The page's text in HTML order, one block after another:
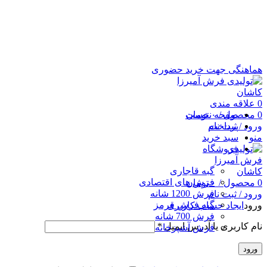
هماهنگی جهت خرید حضوری
0 علاقه مندی
0 محصول / ۰ تومان
ورود / ثبت نام
منو
0 محصول / ۰ تومان
ورود / ثبت نام
ورود ایجاد حساب کاربری
نام کاربری یا آدرس ایمیل*
ورود
صفحه نخست
پرداخت
سبد خرید
فروشگاه
گبه قاجاری
فرش های اقتصادی
فرش 1200 شانه
گبه فرش قرمز
فرش 700 شانه
فرش آشپزخانه